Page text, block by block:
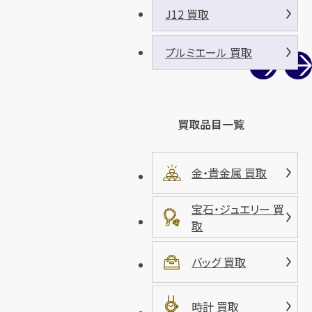
J12 買取
プルミエール 買取
買取品目一覧
金・貴金属 買取
宝石・ジュエリー 買
取
バッグ 買取
時計 買取